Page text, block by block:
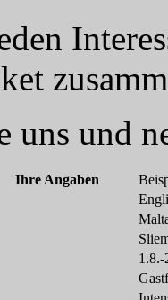
uns und
Ihre Angaben
1.8.-